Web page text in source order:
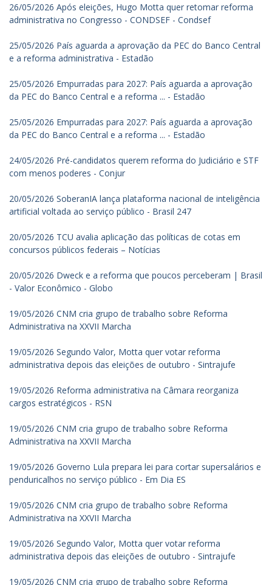
26/05/2026 Após eleições, Hugo Motta quer retomar reforma
administrativa no Congresso - CONDSEF - Condsef
25/05/2026 País aguarda a aprovação da PEC do Banco Central
e a reforma administrativa - Estadão
25/05/2026 Empurradas para 2027: País aguarda a aprovação
da PEC do Banco Central e a reforma ... - Estadão
25/05/2026 Empurradas para 2027: País aguarda a aprovação
da PEC do Banco Central e a reforma ... - Estadão
24/05/2026 Pré-candidatos querem reforma do Judiciário e STF
com menos poderes - Conjur
20/05/2026 SoberanIA lança plataforma nacional de inteligência
artificial voltada ao serviço público - Brasil 247
20/05/2026 TCU avalia aplicação das políticas de cotas em
concursos públicos federais – Notícias
20/05/2026 Dweck e a reforma que poucos perceberam | Brasil
- Valor Econômico - Globo
19/05/2026 CNM cria grupo de trabalho sobre Reforma
Administrativa na XXVII Marcha
19/05/2026 Segundo Valor, Motta quer votar reforma
administrativa depois das eleições de outubro - Sintrajufe
19/05/2026 Reforma administrativa na Câmara reorganiza
cargos estratégicos - RSN
19/05/2026 CNM cria grupo de trabalho sobre Reforma
Administrativa na XXVII Marcha
19/05/2026 Governo Lula prepara lei para cortar supersalários e
penduricalhos no serviço público - Em Dia ES
19/05/2026 CNM cria grupo de trabalho sobre Reforma
Administrativa na XXVII Marcha
19/05/2026 Segundo Valor, Motta quer votar reforma
administrativa depois das eleições de outubro - Sintrajufe
19/05/2026 CNM cria grupo de trabalho sobre Reforma